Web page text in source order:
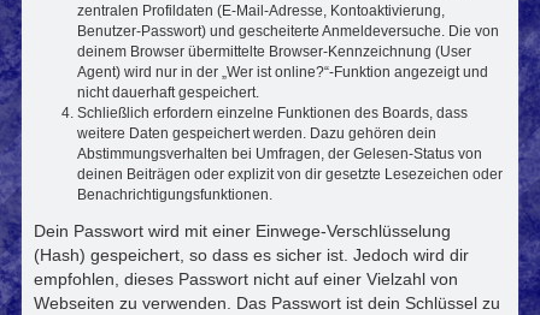
zentralen Profildaten (E-Mail-Adresse, Kontoaktivierung,
Benutzer-Passwort) und gescheiterte Anmeldeversuche. Die von
deinem Browser übermittelte Browser-Kennzeichnung (User
Agent) wird nur in der „Wer ist online?“-Funktion angezeigt und
nicht dauerhaft gespeichert.
Schließlich erfordern einzelne Funktionen des Boards, dass
weitere Daten gespeichert werden. Dazu gehören dein
Abstimmungsverhalten bei Umfragen, der Gelesen-Status von
deinen Beiträgen oder explizit von dir gesetzte Lesezeichen oder
Benachrichtigungsfunktionen.
Dein Passwort wird mit einer Einwege-Verschlüsselung
(Hash) gespeichert, so dass es sicher ist. Jedoch wird dir
empfohlen, dieses Passwort nicht auf einer Vielzahl von
Webseiten zu verwenden. Das Passwort ist dein Schlüssel zu